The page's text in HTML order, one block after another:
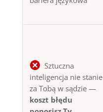
Sztuczna
inteligencja nie stanie
za Tobą w sądzie —
koszt błędu